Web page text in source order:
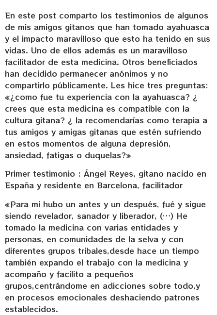
En este post comparto los testimonios de algunos
de mis amigos gitanos que han tomado ayahuasca
y el impacto maravilloso que esto ha tenido en sus
vidas. Uno de ellos además es un maravilloso
facilitador de esta medicina. Otros beneficiados
han decidido permanecer anónimos y no
compartirlo públicamente. Les hice tres preguntas:
«¿como fue tu experiencia con la ayahuasca? ¿
crees que esta medicina es compatible con la
cultura gitana? ¿ la recomendarías como terapia a
tus amigos y amigas gitanas que estén sufriendo
en estos momentos de alguna depresión,
ansiedad, fatigas o duquelas?»
Primer testimonio : Ángel Reyes, gitano nacido en
España y residente en Barcelona, facilitador
«Para mi hubo un antes y un después, fué y sigue
siendo revelador, sanador y liberador, (…) He
tomado la medicina con varias entidades y
personas, en comunidades de la selva y con
diferentes grupos tribales,desde hace un tiempo
también expando el trabajo con la medicina y
acompaño y facilito a pequeños
grupos,centrándome en adicciones sobre todo,y
en procesos emocionales deshaciendo patrones
establecidos.